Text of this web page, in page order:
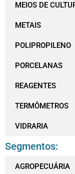
MEIOS DE
METAIS
POLIPROPILENO
PORCELANAS
REAGENTES
TERMÔMETROS
VIDRARIA
Segmentos:
AGROPECUÁRIA